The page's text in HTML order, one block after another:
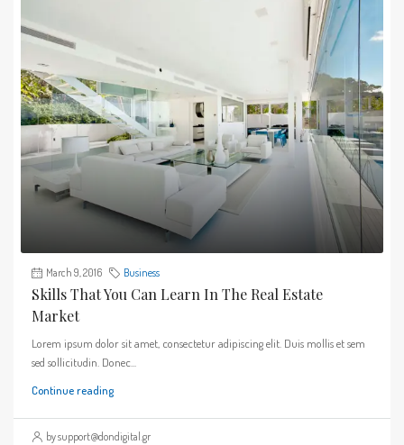
March 9, 2016 Business
Skills That You Can Learn In The Real Estate
Market
Lorem ipsum dolor sit amet, consectetur adipiscing elit. Duis mollis et sem
sed sollicitudin. Donec...
Continue reading
by support@dondigital.gr